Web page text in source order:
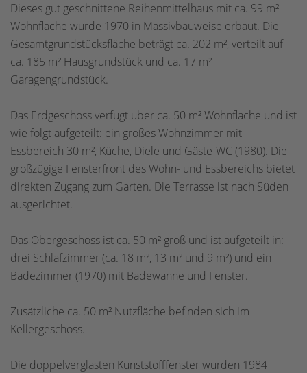
Dieses gut geschnittene Reihenmittelhaus mit ca. 99 m²
Wohnfläche wurde 1970 in Massivbauweise erbaut. Die
Gesamtgrundstücksfläche beträgt ca. 202 m², verteilt auf
ca. 185 m² Hausgrundstück und ca. 17 m²
Garagengrundstück.
Das Erdgeschoss verfügt über ca. 50 m² Wohnfläche und ist
wie folgt aufgeteilt: ein großes Wohnzimmer mit
Essbereich 30 m², Küche, Diele und Gäste-WC (1980). Die
großzügige Fensterfront des Wohn- und Essbereichs bietet
direkten Zugang zum Garten. Die Terrasse ist nach Süden
ausgerichtet.
Das Obergeschoss ist ca. 50 m² groß und ist aufgeteilt in:
drei Schlafzimmer (ca. 18 m², 13 m² und 9 m²) und ein
Badezimmer (1970) mit Badewanne und Fenster.
Zusätzliche ca. 50 m² Nutzfläche befinden sich im
Kellergeschoss.
Die doppelverglasten Kunststofffenster wurden 1984